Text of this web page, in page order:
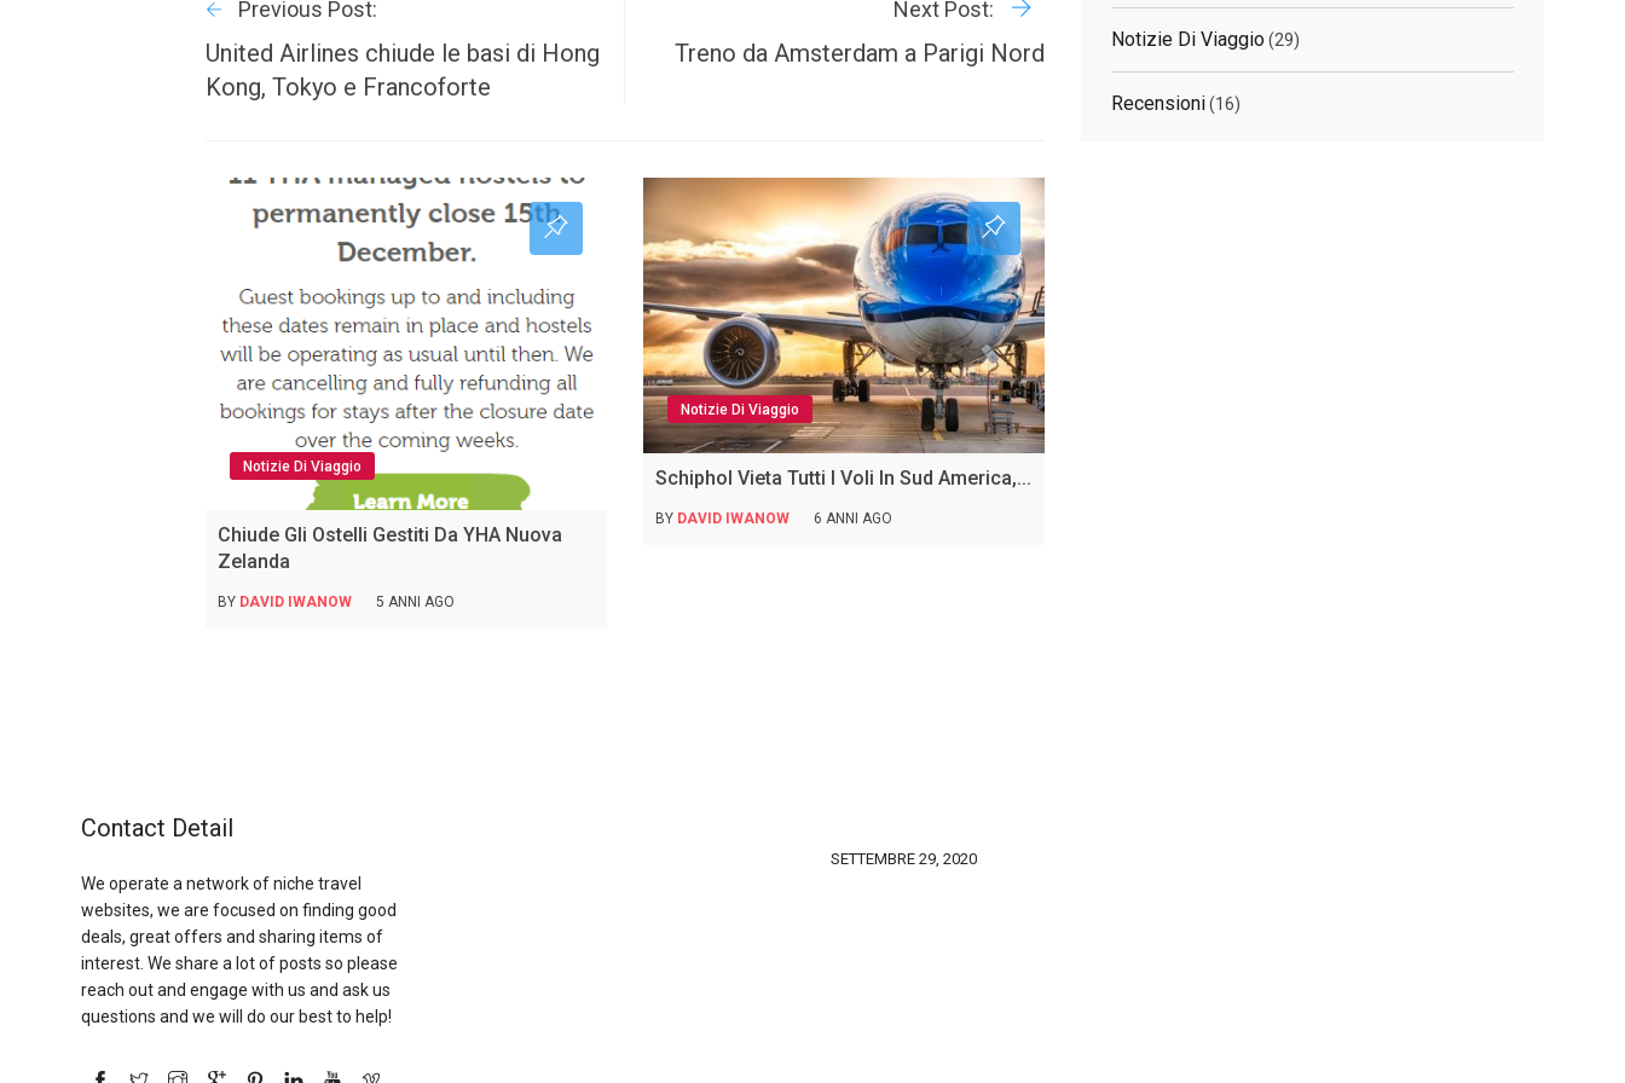
Previous Post:
United Airlines chiude le basi di Hong
Kong, Tokyo e Francoforte
Next Post:
Treno da Amsterdam a Parigi Nord
Notizie Di Viaggio
Chiude Gli Ostelli Gestiti Da YHA Nuova
Zelanda
BY DAVID IWANOW 5 ANNI AGO
Notizie Di Viaggio
Schiphol Vieta Tutti I Voli In Sud America,...
BY DAVID IWANOW 6 ANNI AGO
Notizie Di Viaggio(29)
Recensioni(16)
Contact Detail
We operate a network of niche travel
websites, we are focused on finding good
deals, great offers and sharing items of
interest. We share a lot of posts so please
reach out and engage with us and ask us
questions and we will do our best to help!
SETTEMBRE 29, 2020